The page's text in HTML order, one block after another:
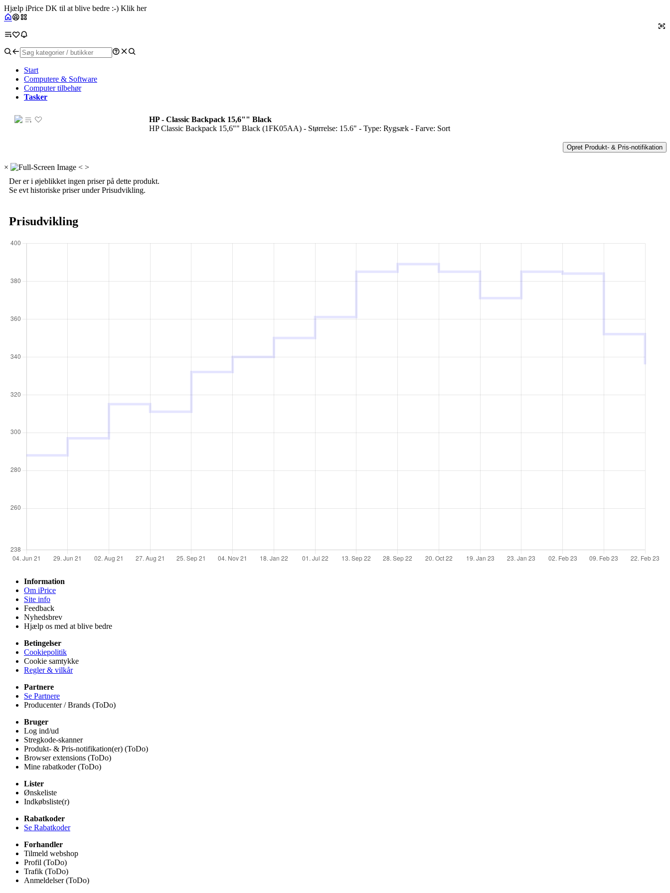
Hjælp iPrice DK til at blive bedre :-) Klik her
Start
Computere & Software
Computer tilbehør
Tasker
HP - Classic Backpack 15,6"" Black
HP Classic Backpack 15,6"" Black (1FK05AA) - Størrelse: 15.6" - Type: Rygsæk - Farve: Sort
Opret Produkt- & Pris-notifikation
× < >
Der er i øjeblikket ingen priser på dette produkt.
Se evt historiske priser under Prisudvikling.
Prisudvikling
Information
Om iPrice
Site info
Feedback
Nyhedsbrev
Hjælp os med at blive bedre
Betingelser
Cookiepolitik
Cookie samtykke
Regler & vilkår
Partnere
Se Partnere
Producenter / Brands (ToDo)
Bruger
Log ind/ud
Stregkode-skanner
Produkt- & Pris-notifikation(er) (ToDo)
Browser extensions (ToDo)
Mine rabatkoder (ToDo)
Lister
Ønskeliste
Indkøbsliste(r)
Rabatkoder
Se Rabatkoder
Forhandler
Tilmeld webshop
Profil (ToDo)
Trafik (ToDo)
Anmeldelser (ToDo)